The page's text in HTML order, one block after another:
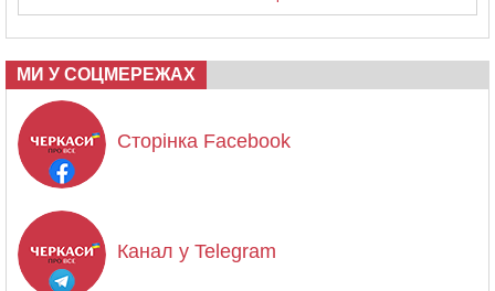
МИ У СОЦМЕРЕЖАХ
Сторінка Facebook
Канал у Telegram